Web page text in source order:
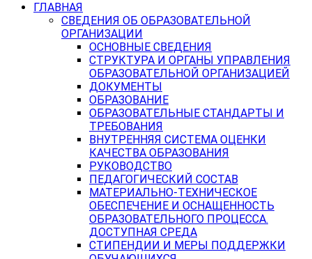
ГЛАВНАЯ
СВЕДЕНИЯ ОБ ОБРАЗОВАТЕЛЬНОЙ
ОРГАНИЗАЦИИ
ОСНОВНЫЕ СВЕДЕНИЯ
СТРУКТУРА И ОРГАНЫ УПРАВЛЕНИЯ
ОБРАЗОВАТЕЛЬНОЙ ОРГАНИЗАЦИЕЙ
ДОКУМЕНТЫ
ОБРАЗОВАНИЕ
ОБРАЗОВАТЕЛЬНЫЕ СТАНДАРТЫ И
ТРЕБОВАНИЯ
ВНУТРЕННЯЯ СИСТЕМА ОЦЕНКИ
КАЧЕСТВА ОБРАЗОВАНИЯ
РУКОВОДСТВО
ПЕДАГОГИЧЕСКИЙ СОСТАВ
МАТЕРИАЛЬНО-ТЕХНИЧЕСКОЕ
ОБЕСПЕЧЕНИЕ И ОСНАЩЕННОСТЬ
ОБРАЗОВАТЕЛЬНОГО ПРОЦЕССА.
ДОСТУПНАЯ СРЕДА
СТИПЕНДИИ И МЕРЫ ПОДДЕРЖКИ